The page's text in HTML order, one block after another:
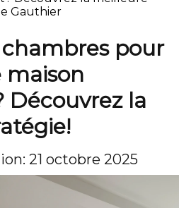
Gauthier
pour
maison
la
21 octobre 2025